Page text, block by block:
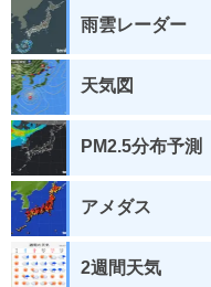
雨雲レーダー
天気図
PM2.5分布予測
アメダス
2週間天気